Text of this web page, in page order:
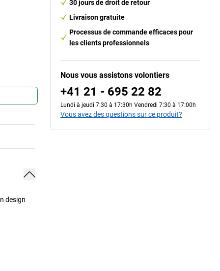
design
30 jours de droit de retour
Livraison gratuite
Processus de commande efficaces pour
les clients professionnels
Nous vous assistons volontiers
+41 21 - 695 22 82
Lundi à jeudi 7:30 à 17:30h Vendredi 7:30 à 17:00h
Vous avez des questions sur ce produit?